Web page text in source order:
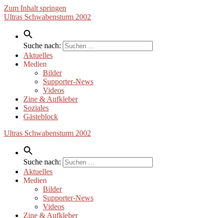
Zum Inhalt springen
Ultras Schwabensturm 2002
Suche nach:
Aktuelles
Medien
Bilder
Supporter-News
Videos
Zine & Aufkleber
Soziales
Gästeblock
Ultras Schwabensturm 2002
Suche nach:
Aktuelles
Medien
Bilder
Supporter-News
Videos
Zine & Aufkleber